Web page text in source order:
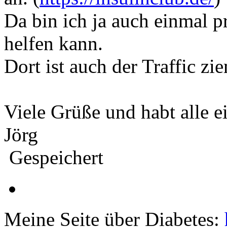
Da bin ich ja auch einmal
helfen kann.
Dort ist auch der Traffic
Viele Grüße und habt alle
Jörg
Gespeichert
Meine Seite über Diabetes: